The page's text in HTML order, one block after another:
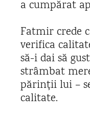
a cumpărat
Fatmir crede
verifica
să-i dai să
strâmbat
părinții lui –
calitate.